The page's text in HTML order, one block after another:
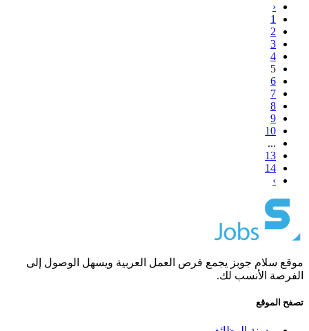
‹
1
2
3
4
5
6
7
8
9
10
...
13
14
›
موقع سلام جوبز يجمع فرص العمل العربية ويسهل الوصول إلى
الفرصة الأنسب لك.
تصفح الموقع